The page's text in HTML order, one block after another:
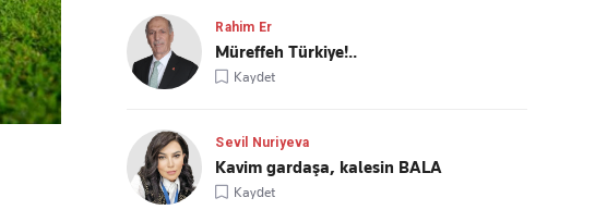
Rahim Er
Müreffeh Türkiye!..
Kaydet
Sevil Nuriyeva
Kavim gardaşa, kalesin BALA
Kaydet